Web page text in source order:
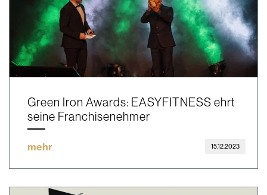
Green Iron Awards: EASYFITNESS ehrt
seine Franchisenehmer
mehr 15.12.2023